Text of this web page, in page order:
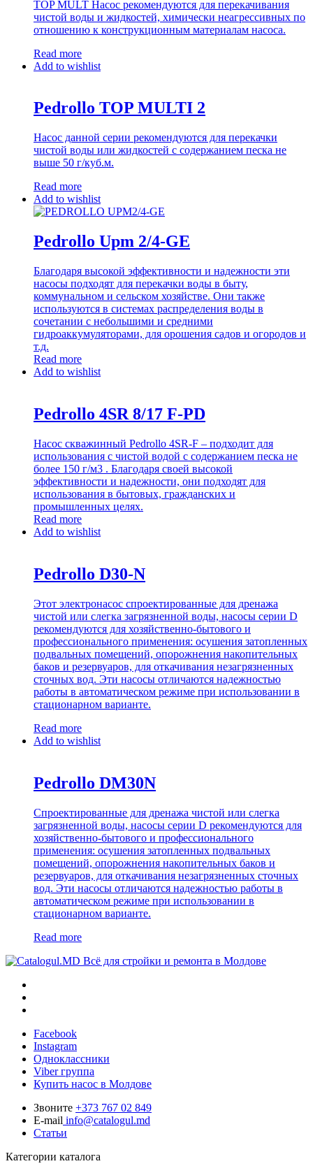
TOP MULT Насос рекомендуются для перекачивания
чистой воды и жидкостей, химически неагрессивных по
отношению к конструкционным материалам насоса.
Read more
Add to wishlist
Pedrollo TOP MULTI 2
Насос данной серии рекомендуются для перекачки
чистой воды или жидкостей с содержанием песка не
выше 50 г/куб.м.
Read more
Add to wishlist
Pedrollo Upm 2/4-GE
Благодаря высокой эффективности и надежности эти
насосы подходят для перекачки воды в быту,
коммунальном и сельском хозяйстве. Они также
используются в системах распределения воды в
сочетании с небольшими и средними
гидроаккумуляторами, для орошения садов и огородов и
т.д.
Read more
Add to wishlist
Pedrollo 4SR 8/17 F-PD
Насос скважинный Pedrollo 4SR-F – подходит для
использования с чистой водой с содержанием песка не
более 150 г/м3 . Благодаря своей высокой
эффективности и надежности, они подходят для
использования в бытовых, гражданских и
промышленных целях.
Read more
Add to wishlist
Pedrollo D30-N
Этот электронасос спроектированные для дренажа
чистой или слегка загрязненной воды, насосы серии D
рекомендуются для хозяйственно-бытового и
профессионального применения: осушения затопленных
подвальных помещений, опорожнения накопительных
баков и резервуаров, для откачивания незагрязненных
сточных вод. Эти насосы отличаются надежностью
работы в автоматическом режиме при использовании в
стационарном варианте.
Read more
Add to wishlist
Pedrollo DM30N
Спроектированные для дренажа чистой или слегка
загрязненной воды, насосы серии D рекомендуются для
хозяйственно-бытового и профессионального
применения: осушения затопленных подвальных
помещений, опорожнения накопительных баков и
резервуаров, для откачивания незагрязненных сточных
вод. Эти насосы отличаются надежностью работы в
автоматическом режиме при использовании в
стационарном варианте.
Read more
Всё для стройки и ремонта в Молдове
Facebook
Instagram
Одноклассники
Viber группа
Купить насос в Молдове
Звоните +373 767 02 849
E-mail info@catalogul.md
Статьи
Категории каталога